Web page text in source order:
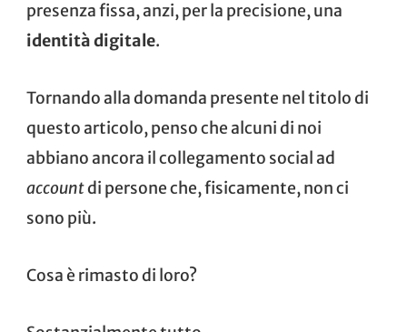
presenza fissa, anzi, per la precisione, una
identità digitale.
Tornando alla domanda presente nel titolo di
questo articolo, penso che alcuni di noi
abbiano ancora il collegamento social ad
accountdi persone che, fisicamente, non ci
sono più.
Cosa è rimasto di loro?